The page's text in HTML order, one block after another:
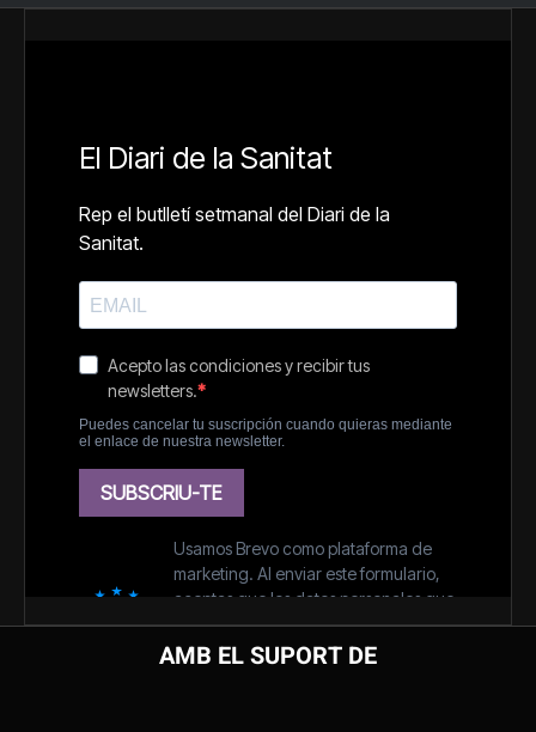
AMB EL SUPORT DE